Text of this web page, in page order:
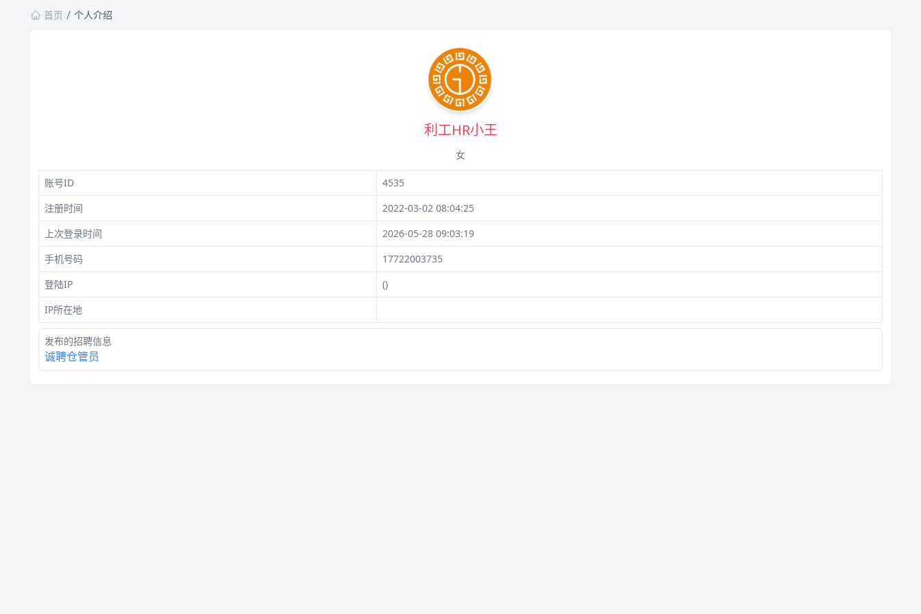
首页 个人介绍
利工HR小王
女
账号ID
4535
注册时间
2022-03-02 08:04:25
上次登录时间
2026-05-28 09:03:19
手机号码
17722003735
登陆IP
()
IP所在地
发布的招聘信息
诚聘仓管员